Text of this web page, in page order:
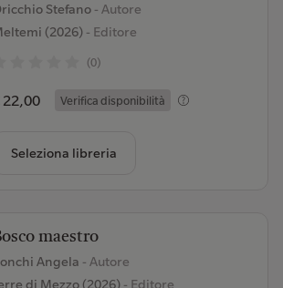
Stefano - Autore
(2026)- Editore
(0)
22,00 Verifica disponibilità
Seleziona libreria
maestro
Angela - Autore
di Mezzo (2026)- Editore